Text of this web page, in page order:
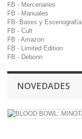
FB - Mercenaries
FB - Manuales
FB- Bases y Escenografía
FB - Cult
FB - Amazon
FB - Limited Edition
FB - Debonn
NOVEDADES